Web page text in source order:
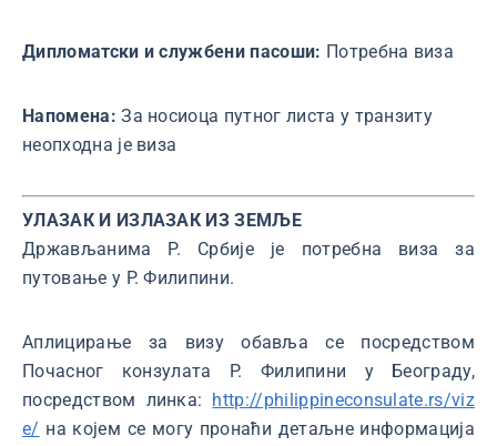
Дипломатски и службени пасоши: Потребна виза
Напомена:За носиоца путног листа у транзиту
неопходна је виза
УЛАЗАК И ИЗЛАЗАК ИЗ ЗЕМЉЕ
Држављанима Р. Србије је потребна виза за
путовање у Р. Филипини.
Аплицирање за визу обавља се посредством
Почасног конзулата Р. Филипини у Београду,
посредством линка: http://philippineconsulate.rs/viz
e/ на којем се могу пронаћи детаљне информација